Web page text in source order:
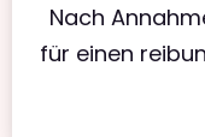
Nach
für einen